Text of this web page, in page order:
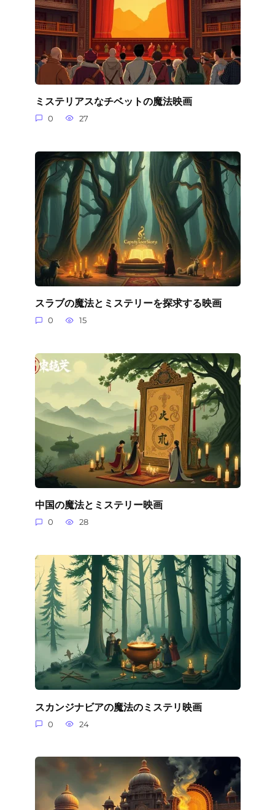
ミステリアスなチベットの魔法映画
0 27
スラブの魔法とミステリーを探求する映画
0 15
中国の魔法とミステリー映画
0 28
スカンジナビアの魔法のミステリ映画
0 24